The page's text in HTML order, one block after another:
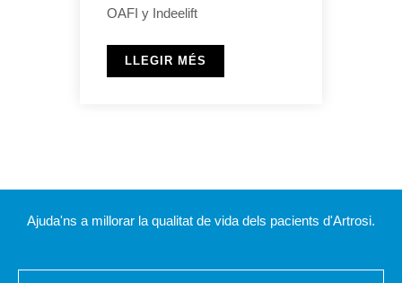
OAFI y Indeelift
LLEGIR MÉS
Ajuda'ns a millorar la qualitat de vida dels pacients d'Artrosi.